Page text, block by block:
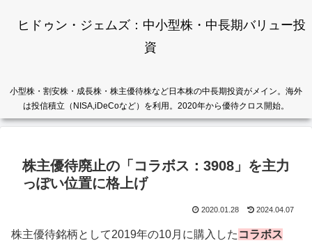
ヒドゥン・ジェムズ：中小型株・中長期バリュー投
資
小型株・割安株・成長株・株主優待株など日本株の中長期投資がメイン。海外
は投信積立（NISA,iDeCoなど）を利用。2020年から優待クロス開始。
株主優待廃止の「コラボス：3908」を主力
っぽい位置に格上げ
2020.01.28 2024.04.07
株主優待銘柄として2019年の10月に購入した コラボス